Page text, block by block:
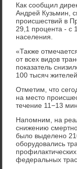
Как сообщил
Андрей Кузьмин,
происшествий в
29,1 процента - с
населения.
«Также
от всех видов
показатель
100 тысяч
Отметим, что
на место
течение 11−13
Напомним, на
снижению
было выделено
оборудовались
федеральных